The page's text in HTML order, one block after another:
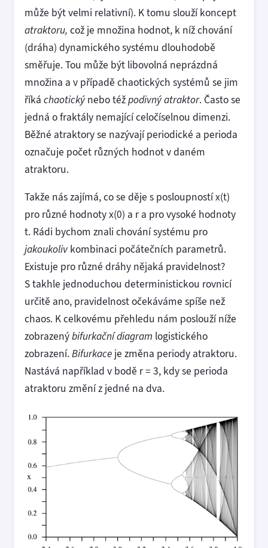
může být velmi relativní). K tomu slouží koncept
atraktoru, což je množina hodnot, k níž chování
(dráha) dynamického systému dlouhodobě
směřuje. Tou může být libovolná neprázdná
množina a v případě chaotických systémů se jim
říká chaotickýnebo téžpodivný atraktor. Často se
jedná o fraktály nemající celočíselnou dimenzi.
Běžné atraktory se nazývají periodické a perioda
označuje počet různých hodnot v daném
atraktoru.
Takže nás zajímá, co se děje s posloupností x(t)
pro různé hodnoty x(0) a r a pro vysoké hodnoty
t. Rádi bychom znali chování systému pro
jakoukolivkombinaci počátečních parametrů.
Existuje pro různé dráhy nějaká pravidelnost?
S takhle jednoduchou deterministickou rovnicí
určitě ano, pravidelnost očekáváme spíše než
chaos. K celkovému přehledu nám poslouží níže
zobrazenýbifurkační diagram logistického
zobrazení.Bifurkace je změna periody atraktoru.
Nastává například v bodě r = 3, kdy se perioda
atraktoru změní z jedné na dva.